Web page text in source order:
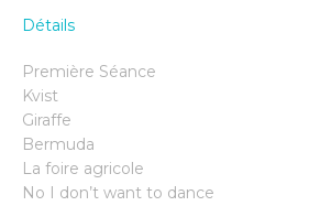
Détails
Première Séance
Kvist
Giraffe
Bermuda
La foire agricole
No I don’t want to dance